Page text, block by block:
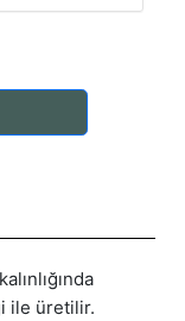
ile üretilir.